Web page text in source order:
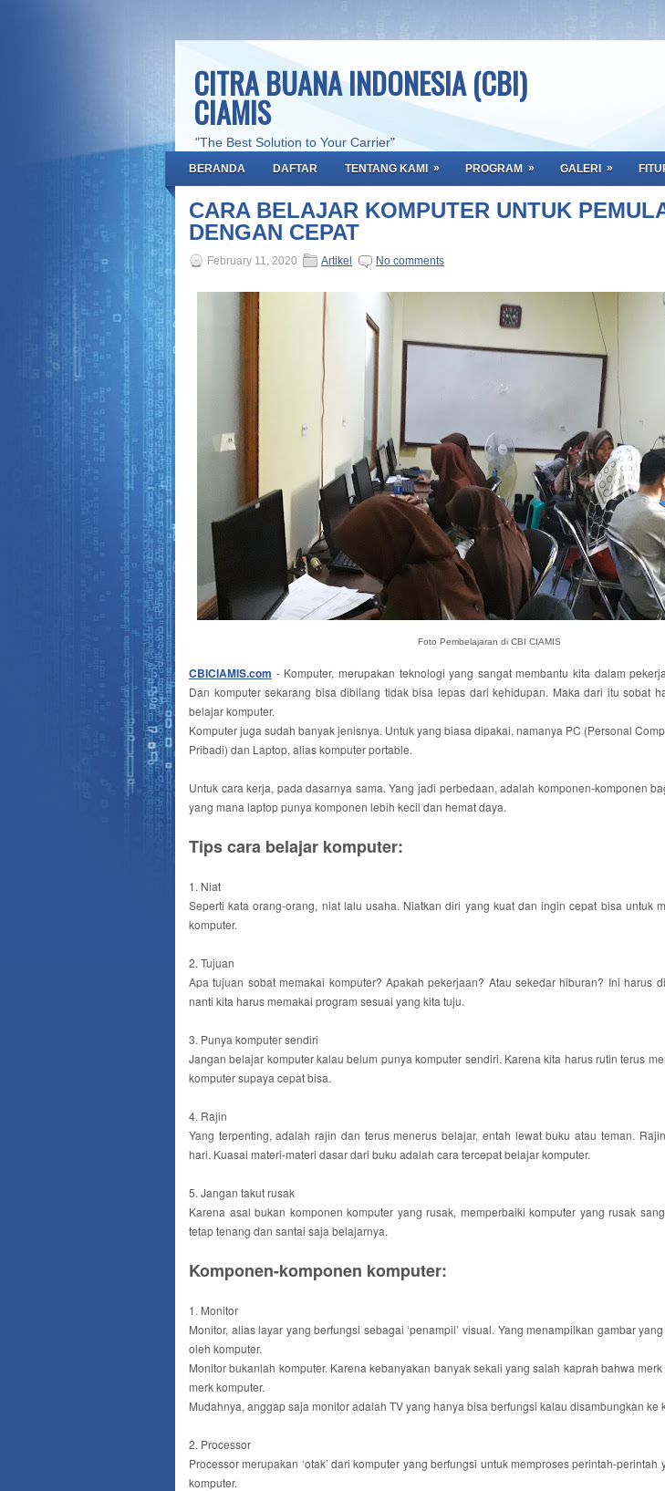
CITRA BUANA INDONESIA (CBI)
CIAMIS
"The Best Solution to Your Carrier"
BERANDA DAFTAR TENTANG KAMI » PROGRAM » GALERI »
CARA BELAJAR KOMPUTER UNTUK
DENGAN CEPAT
February 11, 2020 Artikel No comments
Foto Pembelajaran di CBI CIAMIS
CBICIAMIS.com - Komputer, merupakan teknologi yang sangat membantu kita dalam
Dan komputer sekarang bisa dibilang tidak bisa lepas dari kehidupan. Maka dari itu sobat
belajar komputer.
Komputer juga sudah banyak jenisnya. Untuk yang biasa dipakai, namanya PC (Personal
Pribadi) dan Laptop, alias komputer portable.
Untuk cara kerja, pada dasarnya sama. Yang jadi perbedaan, adalah komponen-komponen
yang mana laptop punya komponen lebih kecil dan hemat daya.
Tips cara belajar komputer:
1. Niat
Seperti kata orang-orang, niat lalu usaha. Niatkan diri yang kuat dan ingin cepat bisa untuk
komputer.
2. Tujuan
Apa tujuan sobat memakai komputer? Apakah pekerjaan? Atau sekedar hiburan? Ini harus
nanti kita harus memakai program sesuai yang kita tuju.
3. Punya komputer sendiri
Jangan belajar komputer kalau belum punya komputer sendiri. Karena kita harus rutin terus
komputer supaya cepat bisa.
4. Rajin
Yang terpenting, adalah rajin dan terus menerus belajar, entah lewat buku atau teman.
hari. Kuasai materi-materi dasar dari buku adalah cara tercepat belajar komputer.
5. Jangan takut rusak
Karena asal bukan komponen komputer yang rusak, memperbaiki komputer yang rusak
tetap tenang dan santai saja belajarnya.
Komponen-komponen komputer:
1. Monitor
Monitor, alias layar yang berfungsi sebagai ‘penampil’ visual. Yang menampilkan gambar
oleh komputer.
Monitor bukanlah komputer. Karena kebanyakan banyak sekali yang salah kaprah bahwa
merk komputer.
Mudahnya, anggap saja monitor adalah TV yang hanya bisa berfungsi kalau disambungkan ke
2. Processor
Processor merupakan ‘otak’ dari komputer yang berfungsi untuk memproses perintah-perintah
komputer.